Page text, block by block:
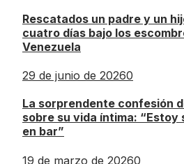
Rescatados un padre y un
cuatro días bajo los
Venezuela
29 de junio de 20260
La sorprendente confesión
sobre su vida íntima: “Estoy
en bar”
19 de marzo de 20260